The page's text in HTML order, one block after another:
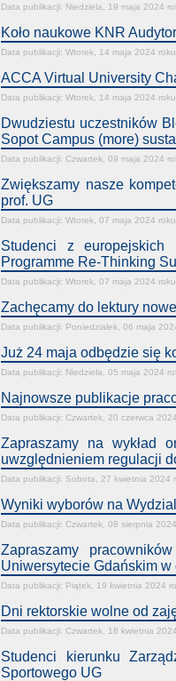
Data publikacji: Niedziela, 19 maja 2024
Koło naukowe KNR
Data publikacji: Wtorek, 14 maja 2024 roku
ACCA Virtual University
Data publikacji: Wtorek, 14 maja 2024 roku
Dwudziestu uczestników
Sopot Campus (more)
Data publikacji: Czwartek, 09 maja 2024
Zwiększamy nasze
prof. UG
Data publikacji: Wtorek, 07 maja 2024 roku
Studenci z europejskich
Programme Re-Thinking
Data publikacji: Wtorek, 07 maja 2024 roku
Zachęcamy do lektury
Data publikacji: Poniedziałek, 06 maja
Już 24 maja odbędzie się
Data publikacji: Niedziela, 05 maja 2024
Najnowsze publikacje
Data publikacji: Czwartek, 20 czerwca
Zapraszamy na wykład
uwzględnieniem regulacji
Data publikacji: Sobota, 27 kwietnia 2024
Wyniki wyborów na
Data publikacji: Czwartek, 08 sierpnia
Zapraszamy
Uniwersytecie Gdańskim
Data publikacji: Piątek, 19 kwietnia 2024
Dni rektorskie wolne od
Data publikacji: Czwartek, 18 kwietnia
Studenci kierunku
Sportowego UG